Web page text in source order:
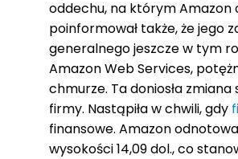
oddechu, na którym Amazon
poinformował także, że jego
generalnego jeszcze w tym
Amazon Web Services,
chmurze. Ta doniosła zmiana
firmy. Nastąpiła w chwili, gdy
finansowe. Amazon
wysokości 14,09 dol., co